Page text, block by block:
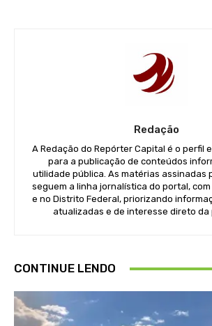
Redação
A Redação do Repórter Capital é o perfil
para a publicação de conteúdos
utilidade pública. As matérias assinadas
seguem a linha jornalística do portal,
e no Distrito Federal, priorizando
atualizadas e de interesse direto da
CONTINUE LENDO